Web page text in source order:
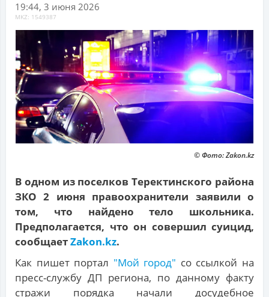
19:44, 3 июня 2026
MKZ: 1549387
© Фото: Zakon.kz
В одном из поселков Теректинского района
ЗКО 2 июня правоохранители заявили о
том, что найдено тело школьника.
Предполагается, что он совершил суицид,
сообщаетZakon.kz.
Как пишет портал "Мой город" со ссылкой на
пресс-службу ДП региона, по данному факту
стражи порядка начали досудебное